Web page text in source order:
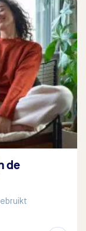
de